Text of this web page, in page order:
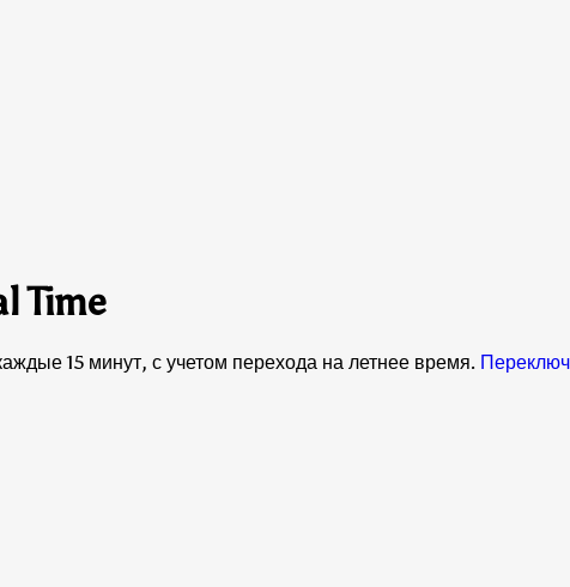
Time
15 минут, с учетом перехода на летнее время.